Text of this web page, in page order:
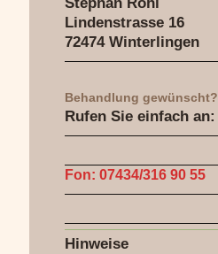
Lindenstrasse 16
72474 Winterlingen
Behandlung gewünscht?
Rufen Sie einfach an:
Fon: 07434/316 90 55
Hinweise